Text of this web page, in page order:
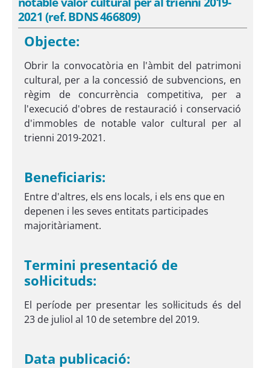
2021 (ref. BDNS 466809)
Objecte:
Obrir la convocatòria en l'àmbit del patrimoni
cultural, per a la concessió de subvencions, en
règim de concurrència competitiva, per a
l'execució d'obres de restauració i conservació
d'immobles de notable valor cultural per al
trienni 2019-2021.
Beneficiaris:
Entre d'altres, els ens locals, i els ens que en
depenen i les seves entitats participades
majoritàriament.
Termini presentació de
sol·licituds:
El període per presentar les sol·licituds és del
23 de juliol al 10 de setembre del 2019.
Data publicació: